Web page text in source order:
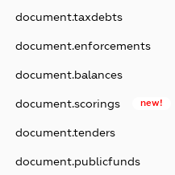
document.taxdebts
document.enforcements
document.balances
document.scorings new!
document.tenders
document.publicfunds